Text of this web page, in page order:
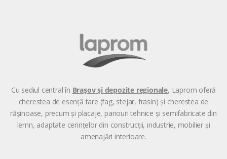
Cu sediul central în Brașovși depozite regionale, Laprom oferă
cherestea de esență tare (fag, stejar, frasin) și cherestea de
rășinoase, precum și placaje, panouri tehnice și semifabricate din
lemn, adaptate cerințelor din construcții, industrie, mobilier și
amenajări interioare.